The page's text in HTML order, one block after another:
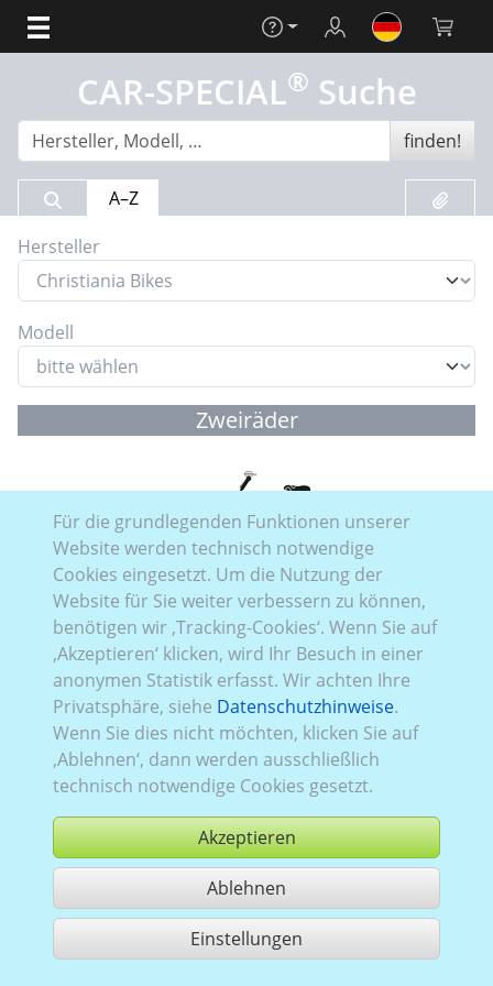
Hilfe Login
CAR-SPECIAL® Suche
finden!
Suchergebnis
A–Z
Hersteller
Modell
Zweiräder
Christiania Bikes light
Für die grundlegenden Funktionen unserer
Website werden technisch notwendige
Cookies eingesetzt. Um die Nutzung der
Website für Sie weiter verbessern zu können,
benötigen wir ‚Tracking-Cookies‘. Wenn Sie auf
‚Akzeptieren‘ klicken, wird Ihr Besuch in einer
anonymen Statistik erfasst. Wir achten Ihre
Privatsphäre, siehe Datenschutzhinweise.
Wenn Sie dies nicht möchten, klicken Sie auf
‚Ablehnen‘, dann werden ausschließlich
technisch notwendige Cookies gesetzt.
Akzeptieren
Ablehnen
Einstellungen